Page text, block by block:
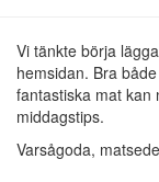
Vi tänkte börja
hemsidan. Bra
fantastiska mat kan
middagstips.
Varsågoda,